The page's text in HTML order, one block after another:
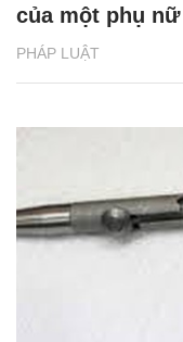
PHÁP LUẬT
của một phụ